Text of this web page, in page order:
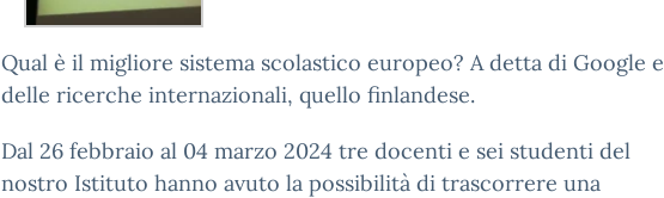
Qual è il migliore sistema scolastico europeo? A detta di Google e
delle ricerche internazionali, quello finlandese.
Dal 26 febbraio al 04 marzo 2024 tre docenti e sei studenti del
nostro Istituto hanno avuto la possibilità di trascorrere una